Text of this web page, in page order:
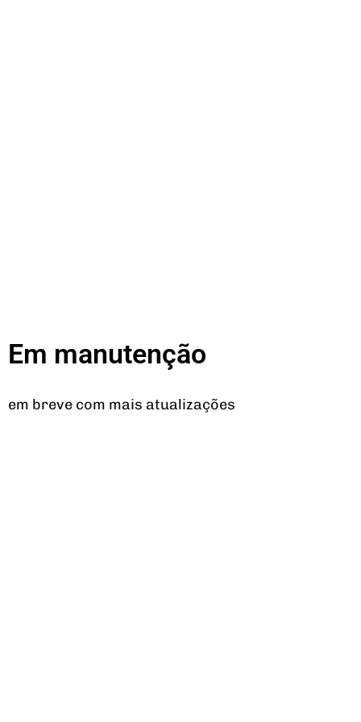
Em manutenção
em breve com mais atualizações